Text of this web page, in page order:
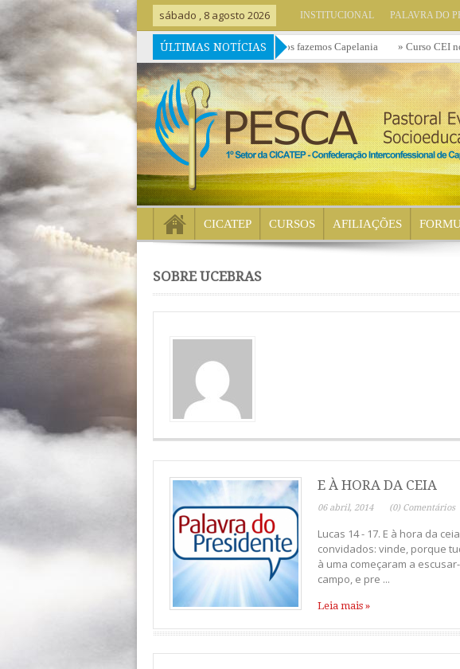
sábado , 8 agosto 2026 INSTITUCIONAL PALAVRA DO
ÚLTIMAS NOTÍCIAS
ensinamos Capelania há 24 anos porque há 24 anos fazemos Capelania » Curso CEI no dia 13 de
CICATEP CURSOS AFILIAÇÕES
SOBRE UCEBRAS
E À HORA DA CEIA
06 abril, 2014 (0) Comentários
Lucas 14 - 17. E à hora da
convidados: vinde, porque
à uma começaram a
campo, e pre ...
Leia mais »